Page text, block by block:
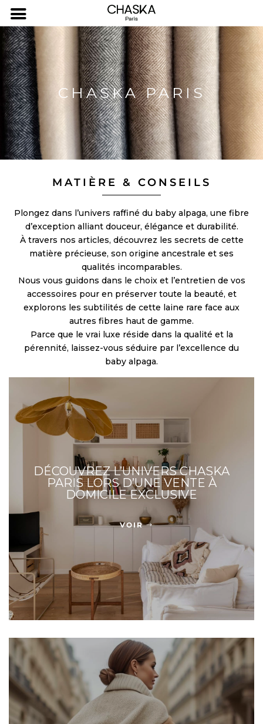
CHASKA PARIS
MATIÈRE & CONSEILS
Plongez dans l’univers raffiné du baby alpaga, une fibre
d’exception alliant douceur, élégance et durabilité.
À travers nos articles, découvrez les secrets de cette
matière précieuse, son origine ancestrale et ses
qualités incomparables.
Nous vous guidons dans le choix et l’entretien de vos
accessoires pour en préserver toute la beauté, et
explorons les subtilités de cette laine rare face aux
autres fibres haut de gamme.
Parce que le vrai luxe réside dans la qualité et la
pérennité, laissez-vous séduire par l’excellence du
baby alpaga.
DÉCOUVREZ L’UNIVERS CHASKA
PARIS LORS D’UNE VENTE À
DOMICILE EXCLUSIVE
VOIR